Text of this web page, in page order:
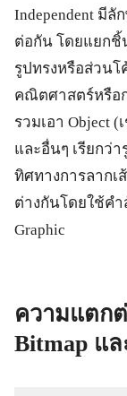
Independent มี
ต่อกัน โดยแยกชิ้
รูปทรงหรือส่วน
คณิตศาสตร์หรือ
รวมเอา Object
และอื่นๆ เรียกว่
ทิศทางการลากเ
ต่างกันโดยใช้คำ
Graphic
ความแตก
Bitmap แล